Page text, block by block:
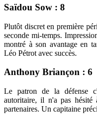
Saïdou Sow : 8
Plutôt discret en première
seconde mi-temps.
montré à son avantage en
Léo Pétrot avec succès.
Anthony Briançon : 6
Le patron de la défense
autoritaire, il n'a pas
partenaires. Un capitaine